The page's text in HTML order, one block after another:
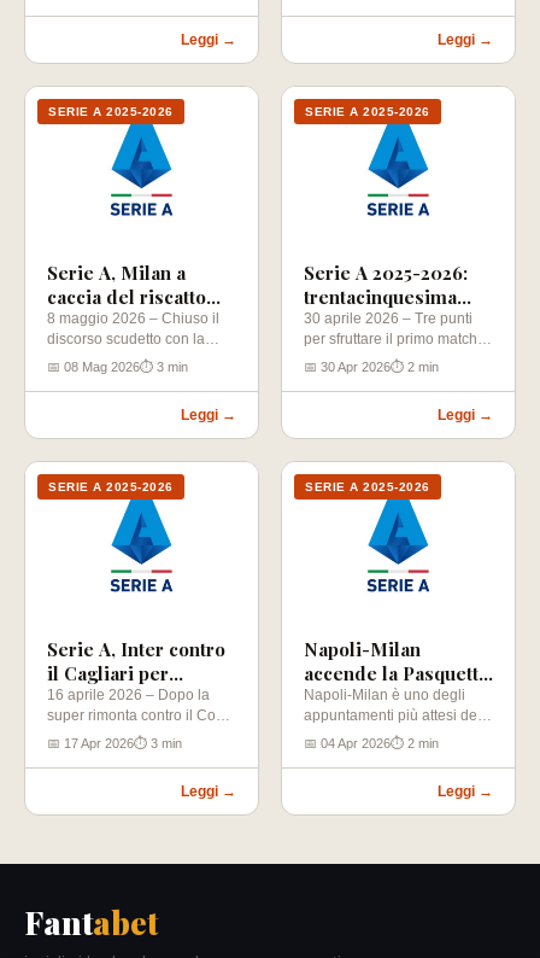
Leggi → Leggi →
SERIE A 2025-2026
Serie A, Milan a
caccia del riscatto
contro l’Atalanta
8 maggio 2026 – Chiuso il
discorso scudetto con la
festa dell’Inter di
📅 08 Mag 2026⏱ 3 min
Leggi →
SERIE A 2025-2026
Serie A 2025-2026:
trentacinquesima
giornata
30 aprile 2026 – Tre punti
per sfruttare il primo match-
point scudetto, a prescindere
📅 30 Apr 2026⏱ 2 min
Leggi →
SERIE A 2025-2026
Serie A, Inter contro
il Cagliari per
ipotecare lo scudetto
16 aprile 2026 – Dopo la
super rimonta contro il Como
che ha permesso di
📅 17 Apr 2026⏱ 3 min
Leggi →
SERIE A 2025-2026
Napoli-Milan
accende la Pasquetta
di Serie A
Napoli-Milan è uno degli
appuntamenti più attesi della
31ª giornata di Serie A. La…
📅 04 Apr 2026⏱ 2 min
Leggi →
Fantabet